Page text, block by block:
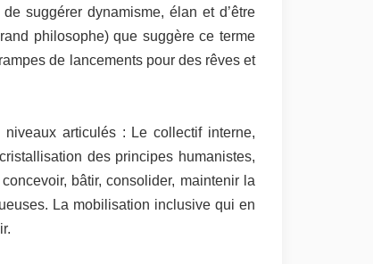
suggérer dynamisme, élan et d’être
philosophe) que suggère ce terme
de lancements pour des rêves et
articulés : Le collectif interne,
des principes humanistes,
bâtir, consolider, maintenir la
La mobilisation inclusive qui en